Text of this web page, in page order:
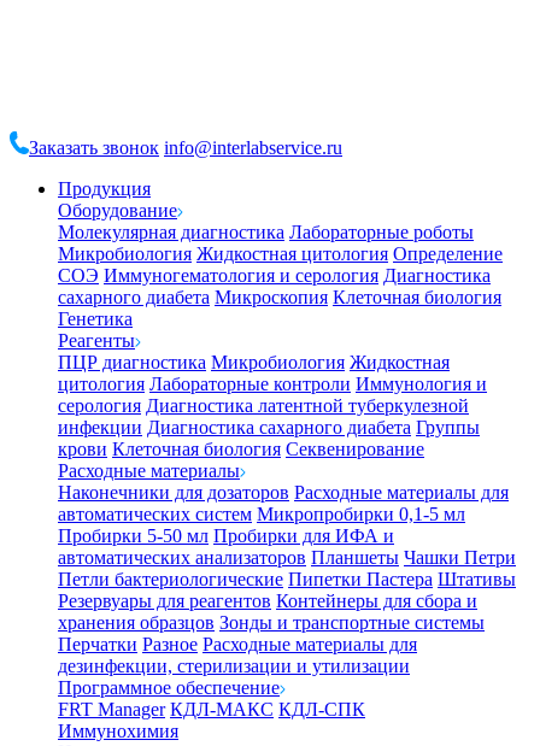
Заказать звонок info@interlabservice.ru
Продукция
Оборудование
Молекулярная диагностика Лабораторные роботы
Микробиология Жидкостная цитология Определение
СОЭ Иммуногематология и серология Диагностика
сахарного диабета Микроскопия Клеточная биология
Генетика
Реагенты
ПЦР диагностика Микробиология Жидкостная
цитология Лабораторные контроли Иммунология и
серология Диагностика латентной туберкулезной
инфекции Диагностика сахарного диабета Группы
крови Клеточная биология Секвенирование
Расходные материалы
Наконечники для дозаторов Расходные материалы для
автоматических систем Микропробирки 0,1-5 мл
Пробирки 5-50 мл Пробирки для ИФА и
автоматических анализаторов Планшеты Чашки Петри
Петли бактериологические Пипетки Пастера Штативы
Резервуары для реагентов Контейнеры для сбора и
хранения образцов Зонды и транспортные системы
Перчатки Разное Расходные материалы для
дезинфекции, стерилизации и утилизации
Программное обеспечение
FRT Manager КДЛ-МАКС КДЛ-СПК
Иммунохимия